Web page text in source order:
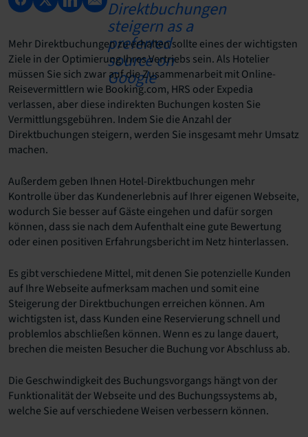
Mehr Direktbuchungen zu erhalten sollte eines der wichtigsten
Ziele in der Optimierung Ihres Vertriebs sein. Als Hotelier
müssen Sie sich zwar auf die Zusammenarbeit mit Online-
Reisevermittlern wie Booking.com, HRS oder Expedia
verlassen, aber diese indirekten Buchungen kosten Sie
Vermittlungsgebühren. Indem Sie die Anzahl der
Direktbuchungen steigern, werden Sie insgesamt mehr Umsatz
machen.
Außerdem geben Ihnen Hotel-Direktbuchungen mehr
Kontrolle über das Kundenerlebnis auf Ihrer eigenen Webseite,
wodurch Sie besser auf Gäste eingehen und dafür sorgen
können, dass sie nach dem Aufenthalt eine gute Bewertung
oder einen positiven Erfahrungsbericht im Netz hinterlassen.
Es gibt verschiedene Mittel, mit denen Sie potenzielle Kunden
auf Ihre Webseite aufmerksam machen und somit eine
Steigerung der Direktbuchungen erreichen können. Am
wichtigsten ist, dass Kunden eine Reservierung schnell und
problemlos abschließen können. Wenn es zu lange dauert,
brechen die meisten Besucher die Buchung vor Abschluss ab.
Die Geschwindigkeit des Buchungsvorgangs hängt von der
Funktionalität der Webseite und des Buchungssystems ab,
welche Sie auf verschiedene Weisen verbessern können.